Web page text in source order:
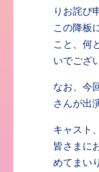
りお詫び
この降板
こと、何
いでござ
なお、今
さんが出
キャスト
皆さまに
めてまい